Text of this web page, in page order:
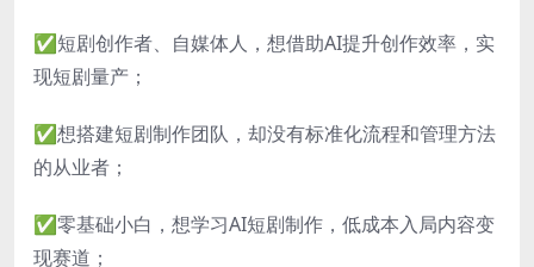
✅短剧创作者、自媒体人，想借助AI提升创作效率，实
现短剧量产；
✅想搭建短剧制作团队，却没有标准化流程和管理方法
的从业者；
✅零基础小白，想学习AI短剧制作，低成本入局内容变
现赛道；